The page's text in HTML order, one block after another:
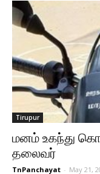
Tirupur
மனம் உகந்து
தலைவர்
TnPanchayat - May 21,